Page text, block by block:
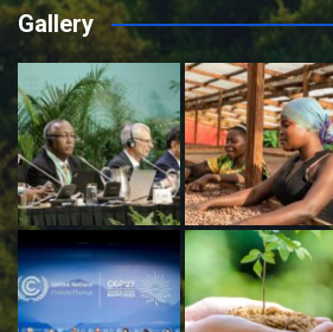
Gallery